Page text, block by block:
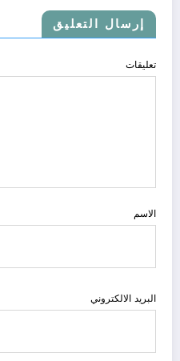
إرسال التعليق
تعليقات
الاسم
البريد الالكتروني